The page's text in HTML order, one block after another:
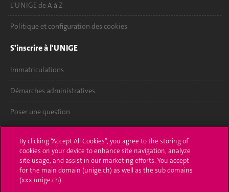
L'UNIGE de A à Z
Politique et configuration des cookies
S'inscrire à l'UNIGE
Immatriculations
Démarches administratives
Poser une question
UNIGE Mobile
Médias
By clicking “Accept All Cookies”, you agree to the storing of
cookies on your device to enhance site navigation, analyze
site usage, and assist in our marketing efforts. You accept
for the main domain (unige.ch) as well as the sub domains
(xxx.unige.ch).